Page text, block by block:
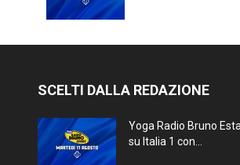
SCELTI DALLA REDAZIONE
Yoga Radio Bruno
su Italia 1 con...